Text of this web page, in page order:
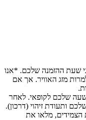
שלנו 30 דקות לפני שעת ההזמנה שלכם. *אנו
מזג האוויר. אך אם
שלכם לקופאי. לאחר
ותעודת זיהוי (דרכון).
הצמידים, מלאו את